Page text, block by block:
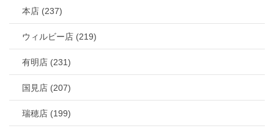
本店 (237)
ウィルビー店 (219)
有明店 (231)
国見店 (207)
瑞穂店 (199)